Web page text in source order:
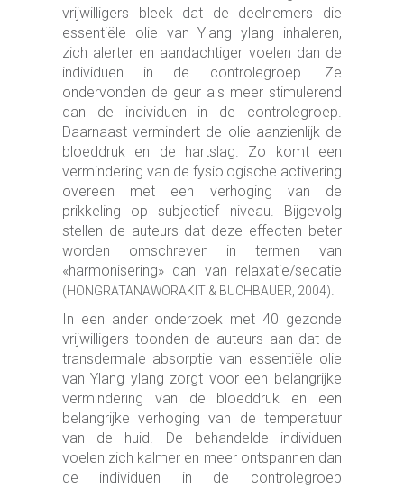
vrijwilligers bleek dat de deelnemers die
essentiële olie van Ylang ylang inhaleren,
zich alerter en aandachtiger voelen dan de
individuen in de controlegroep. Ze
ondervonden de geur als meer stimulerend
dan de individuen in de controlegroep.
Daarnaast vermindert de olie aanzienlijk de
bloeddruk en de hartslag. Zo komt een
vermindering van de fysiologische activering
overeen met een verhoging van de
prikkeling op subjectief niveau. Bijgevolg
stellen de auteurs dat deze effecten beter
worden omschreven in termen van
«harmonisering» dan van relaxatie/sedatie
(HONGRATANAWORAKIT & BUCHBAUER, 2004).
In een ander onderzoek met 40 gezonde
vrijwilligers toonden de auteurs aan dat de
transdermale absorptie van essentiële olie
van Ylang ylang zorgt voor een belangrijke
vermindering van de bloeddruk en een
belangrijke verhoging van de temperatuur
van de huid. De behandelde individuen
voelen zich kalmer en meer ontspannen dan
de individuen in de controlegroep